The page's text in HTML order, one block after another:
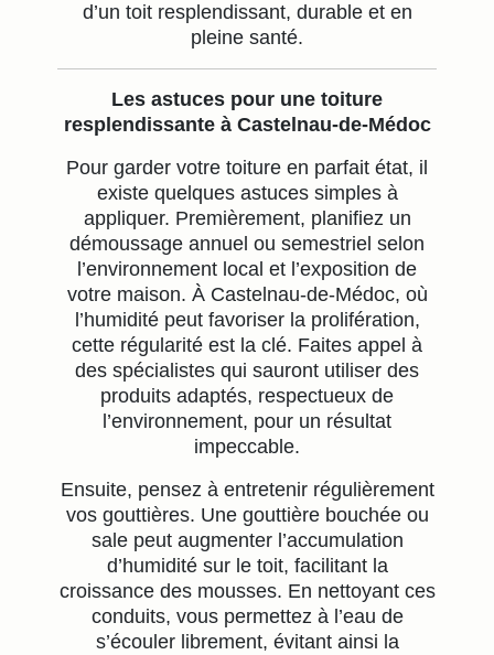
d’un toit resplendissant, durable et en
pleine santé.
Les astuces pour une toiture
resplendissante à Castelnau-de-Médoc
Pour garder votre toiture en parfait état, il
existe quelques astuces simples à
appliquer. Premièrement, planifiez un
démoussage annuel ou semestriel selon
l’environnement local et l’exposition de
votre maison. À Castelnau-de-Médoc, où
l’humidité peut favoriser la prolifération,
cette régularité est la clé. Faites appel à
des spécialistes qui sauront utiliser des
produits adaptés, respectueux de
l’environnement, pour un résultat
impeccable.
Ensuite, pensez à entretenir régulièrement
vos gouttières. Une gouttière bouchée ou
sale peut augmenter l’accumulation
d’humidité sur le toit, facilitant la
croissance des mousses. En nettoyant ces
conduits, vous permettez à l’eau de
s’écouler librement, évitant ainsi la